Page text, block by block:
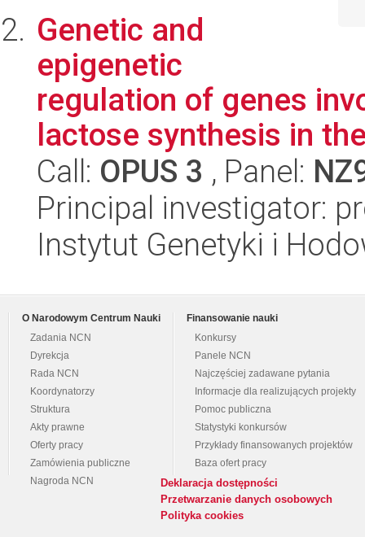
Genetic and
epigenetic
regulation of genes
lactose synthesis in
Call: OPUS 3 , Panel:
Principal investigator:
Instytut Genetyki i
O Narodowym Centrum Nauki
Zadania NCN
Dyrekcja
Rada NCN
Koordynatorzy
Struktura
Akty prawne
Oferty pracy
Zamówienia publiczne
Nagroda NCN
Finansowanie nauki
Konkursy
Panele NCN
Najczęściej zadawane pytania
Informacje dla realizujących projekty
Pomoc publiczna
Statystyki konkursów
Przykłady finansowanych projektów
Baza ofert pracy
Deklaracja dostępności
Przetwarzanie danych osobowych
Polityka cookies